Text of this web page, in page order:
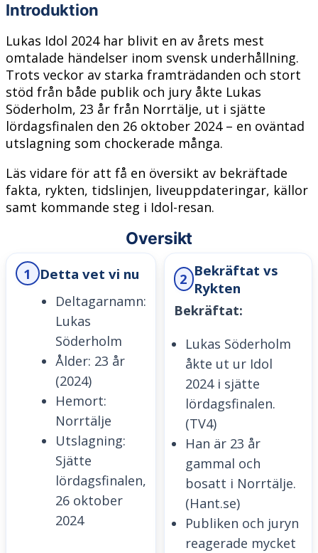
Introduktion
Lukas Idol 2024 har blivit en av årets mest
omtalade händelser inom svensk underhållning.
Trots veckor av starka framträdanden och stort
stöd från både publik och jury åkte Lukas
Söderholm, 23 år från Norrtälje, ut i sjätte
lördagsfinalen den 26 oktober 2024 – en oväntad
utslagning som chockerade många.
Läs vidare för att få en översikt av bekräftade
fakta, rykten, tidslinjen, liveuppdateringar, källor
samt kommande steg i Idol-resan.
Oversikt
1 Detta vet vi nu
Deltagarnamn:
Lukas
Söderholm
Ålder: 23 år
(2024)
Hemort:
Norrtälje
Utslagning:
Sjätte
lördagsfinalen,
26 oktober
2024
2 Bekräftat vs
Rykten
Bekräftat:
Lukas Söderholm
åkte ut ur Idol
2024 i sjätte
lördagsfinalen.
(TV4)
Han är 23 år
gammal och
bosatt i Norrtälje.
(Hant.se)
Publiken och juryn
reagerade mycket